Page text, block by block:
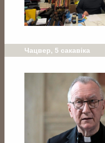
Чацвер, 5 сакавіка